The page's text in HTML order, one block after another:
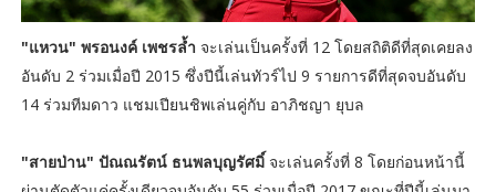
"แหวน" พรอนงค์ เพชรล้ำ จะเล่นเป็นครั้งที่ 12 โดยสถิติดีที่สุดเคยลง
อันดับ 2 ร่วมเมื่อปี 2015 ซึ่งปีนี้เล่นทัวร์ไป 9 รายการดีที่สุดจบอันดับ
14 ร่วมทีมดาว แชมเปียนชิพเล่นคู่กับ อาภิชญา ยุบล
"สายป่าน" ปัณณรัตน์ ธนพลบุญรัศมิ์จะเล่นครั้งที่ 8 โดยก่อนหน้านี้